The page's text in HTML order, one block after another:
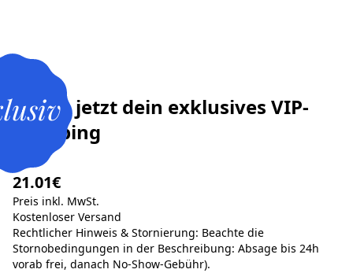
Buche jetzt dein exklusives VIP-
Shopping
21.01€
Preis inkl. MwSt.
Kostenloser Versand
Rechtlicher Hinweis & Stornierung: Beachte die
Stornobedingungen in der Beschreibung: Absage bis 24h
vorab frei, danach No-Show-Gebühr).